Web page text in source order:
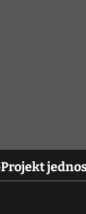
Projekt